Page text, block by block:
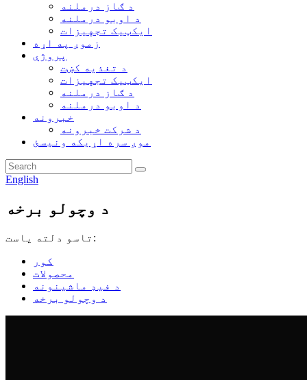
د ګاز درملنه
د اوبو درملنه
ایکټیک تجهیزات
زموږ په اړه
پروژې
د تغذیه کښت
ایکټیک تجهیزات
د ګاز درملنه
د اوبو درملنه
خبرونه
د شرکت خبرونه
موږ سره اړیکه ونیسئ
English
د وچولو برخه
تاسو دلته یاست:
کور
محصولات
د فیډ ماشینونه
د وچولو برخه